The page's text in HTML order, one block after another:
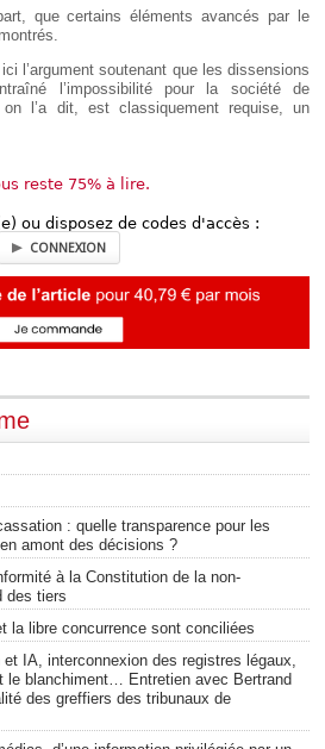
que certains éléments avancés par le
l’argument soutenant que les dissensions
l’impossibilité pour la société de
l’a dit, est classiquement requise, un
reste 75% à lire.
ou disposez de codes d'accès :
CONNEXION
: quelle transparence pour les
amont des décisions ?
à la Constitution de la non-
des tiers
la libre concurrence sont conciliées
IA, interconnexion des registres légaux,
le blanchiment… Entretien avec Bertrand
des greffiers des tribunaux de